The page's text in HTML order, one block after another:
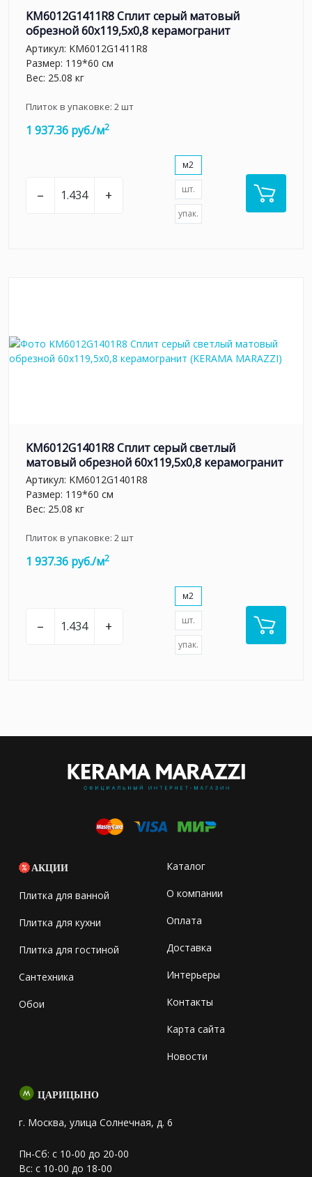
KM6012G1411R8 Сплит серый матовый
обрезной 60x119,5x0,8 керамогранит
Артикул: KM6012G1411R8
Размер: 119*60 см
Вес: 25.08 кг
Плиток в упаковке: 2шт
1 937.36 руб./м2
– +
м2
шт.
упак.
KM6012G1401R8 Сплит серый светлый
матовый обрезной 60x119,5x0,8 керамогранит
Артикул: KM6012G1401R8
Размер: 119*60 см
Вес: 25.08 кг
Плиток в упаковке: 2шт
1 937.36 руб./м2
– +
м2
шт.
упак.
АКЦИИ
Плитка для ванной
Плитка для кухни
Плитка для гостиной
Сантехника
Обои
Каталог
О компании
Оплата
Доставка
Интерьеры
Контакты
Карта сайта
Новости
ЦАРИЦЫНО
г. Москва, улица Солнечная, д. 6
Пн-Сб: с 10-00 до 20-00
Вс: с 10-00 до 18-00